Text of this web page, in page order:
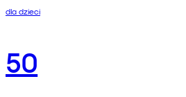
dla dzieci
50